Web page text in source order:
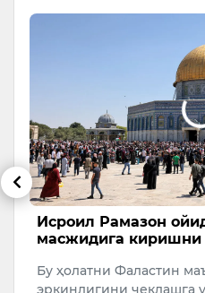
Исроил Рамазон
масжидига киришни
Бу ҳолатни Фаластин
эркинлигини чеклашга